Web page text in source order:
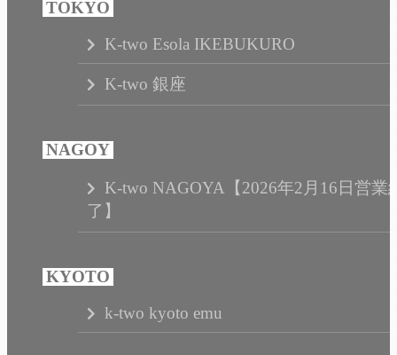
K-two Esola IKEBUKURO
K-two 銀座
K-two NAGOYA【2026年2月16日営業
了】
k-two kyoto emu